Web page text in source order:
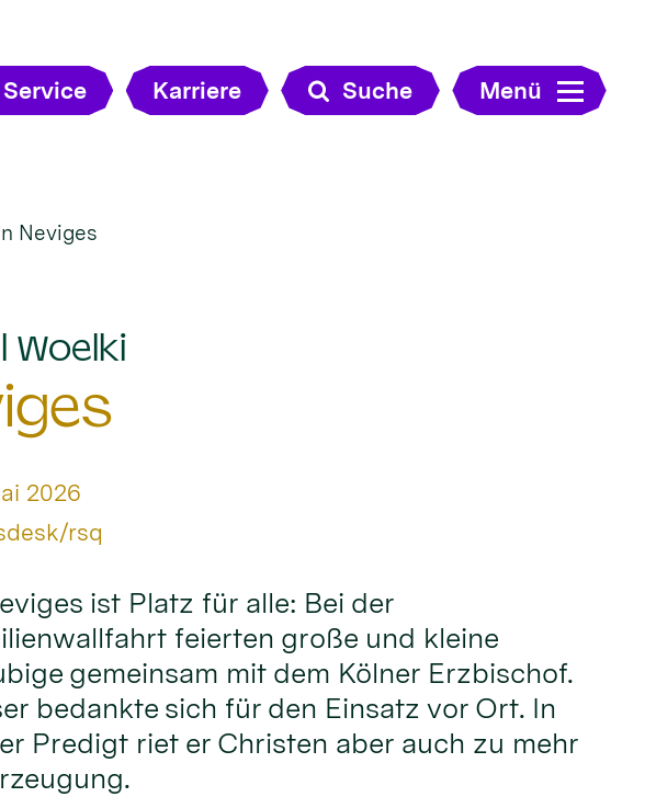
Service Karriere Suche Menü
Neviges
Woelki:
2026
rsq
ist Platz für alle: Bei der
feierten große und kleine
gemeinsam mit dem Kölner Erzbischof.
bedankte sich für den Einsatz vor Ort. In
Predigt riet er Christen aber auch zu mehr